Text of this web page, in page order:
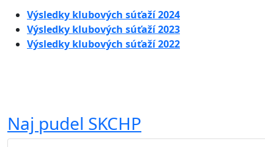
Výsledky klubových súťaží 2024
Výsledky klubových súťaží 2023
Výsledky klubových súťaží 2022
Naj pudel SKCHP